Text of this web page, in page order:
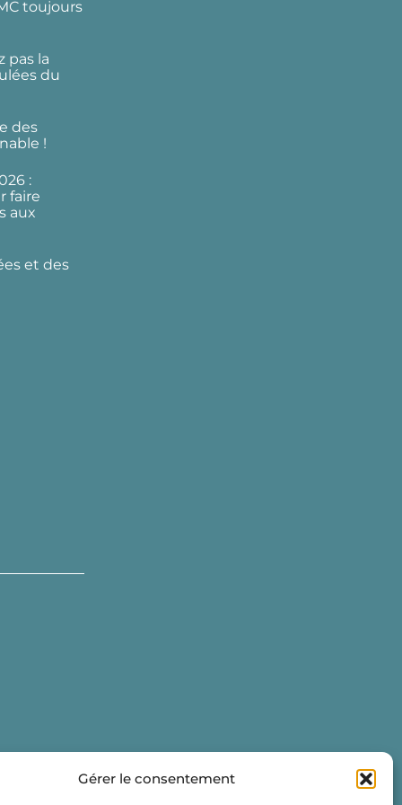
Gérer le consentement
toujours
pas la
du
des
!
:
faire
aux
et des